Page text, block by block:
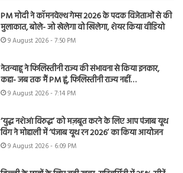
PM मोदी ने कॉमनवेल्थ गेम्स 2026 के पदक विजेताओं से की
मुलाकात, बोले- जो खेलेगा वो खिलेगा, शेयर किया वीडियो
9 August 2026 - 7:50 PM
नेतन्याहू ने फिलिस्तीनी राज्य की संभावना से किया इनकार,
कहा- जब तक मैं PM हूं, फिलिस्तीनी राज्य नहीं…
9 August 2026 - 7:14 PM
‘युद्ध नशेआं विरुद्ध’ को मज़बूत करने के लिए आप पंजाब यूथ
विंग ने मोहाली में ‘पंजाब यूथ रन 2026’ का किया आयोजन
9 August 2026 - 6:09 PM